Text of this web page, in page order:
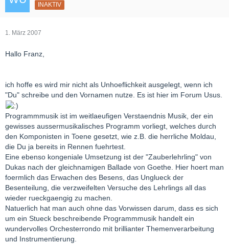
INAKTIV
1. März 2007
Hallo Franz,
ich hoffe es wird mir nicht als Unhoeflichkeit ausgelegt, wenn ich
"Du" schreibe und den Vornamen nutze. Es ist hier im Forum Usus.
Programmmusik ist im weitlaeufigen Verstaendnis Musik, der ein
gewisses aussermusikalisches Programm vorliegt, welches durch
den Komponisten in Toene gesetzt, wie z.B. die herrliche Moldau,
die Du ja bereits in Rennen fuehrtest.
Eine ebenso kongeniale Umsetzung ist der "Zauberlehrling" von
Dukas nach der gleichnamigen Ballade von Goethe. Hier hoert man
foermlich das Erwachen des Besens, das Unglueck der
Besenteilung, die verzweifelten Versuche des Lehrlings all das
wieder rueckgaengig zu machen.
Natuerlich hat man auch ohne das Vorwissen darum, dass es sich
um ein Stueck beschreibende Programmmusik handelt ein
wundervolles Orchesterrondo mit brillianter Themenverarbeitung
und Instrumentierung.